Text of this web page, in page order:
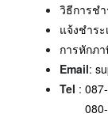
วิธีการชำ
แจ้งชำระ
การหักภ
Email:
Tel :